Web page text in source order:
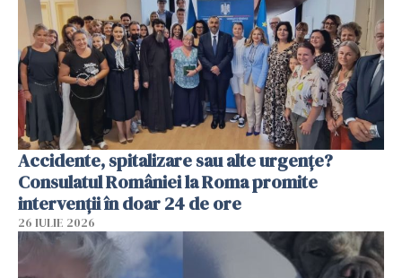
Accidente, spitalizare sau alte urgențe?
Consulatul României la Roma promite
intervenții în doar 24 de ore
26 IULIE 2026